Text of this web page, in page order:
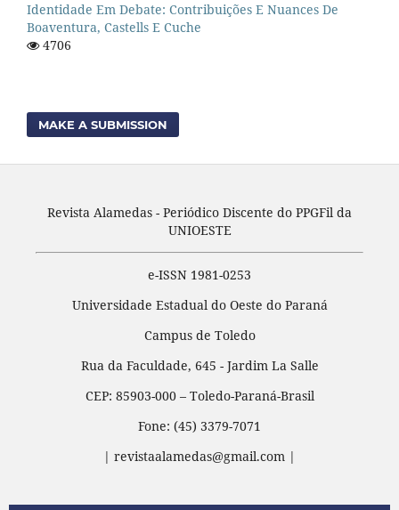
Identidade Em Debate: Contribuições E Nuances De
Boaventura, Castells E Cuche
4706
MAKE A SUBMISSION
Revista Alamedas - Periódico Discente do PPGFil da
UNIOESTE
e-ISSN 1981-0253
Universidade Estadual do Oeste do Paraná
Campus de Toledo
Rua da Faculdade, 645 - Jardim La Salle
CEP: 85903-000 – Toledo-Paraná-Brasil
Fone: (45) 3379-7071
| revistaalamedas@gmail.com |